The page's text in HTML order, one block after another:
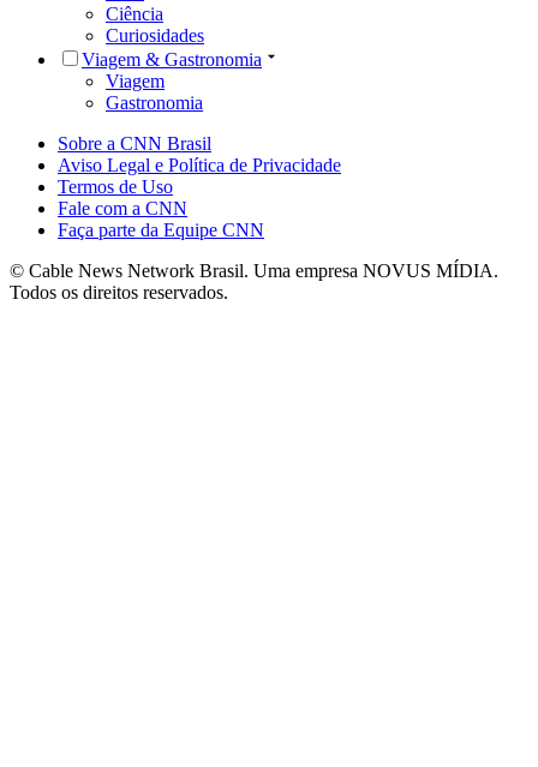
Ciência
Curiosidades
Viagem & Gastronomia
Viagem
Gastronomia
Sobre a CNN Brasil
Aviso Legal e Política de Privacidade
Termos de Uso
Fale com a CNN
Faça parte da Equipe CNN
© Cable News Network Brasil. Uma empresa NOVUS MÍDIA.
Todos os direitos reservados.